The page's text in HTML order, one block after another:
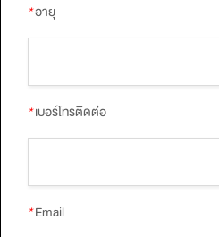
*อายุ
*เบอร์โทรติดต่อ
*Email